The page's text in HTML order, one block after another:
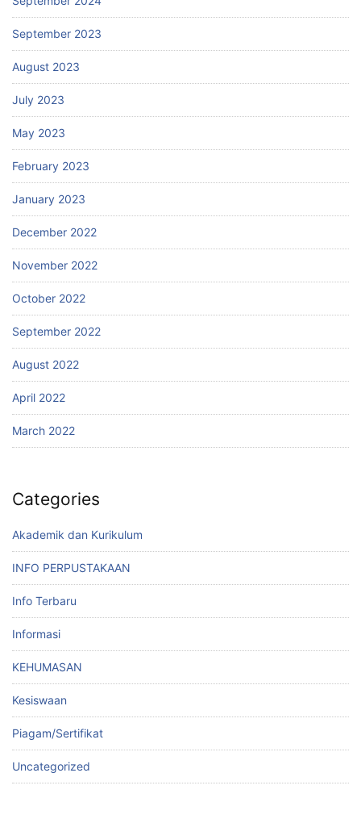
September 2023
August 2023
July 2023
May 2023
February 2023
January 2023
December 2022
November 2022
October 2022
September 2022
August 2022
April 2022
March 2022
Categories
Akademik dan Kurikulum
INFO PERPUSTAKAAN
Info Terbaru
Informasi
KEHUMASAN
Kesiswaan
Piagam/Sertifikat
Uncategorized